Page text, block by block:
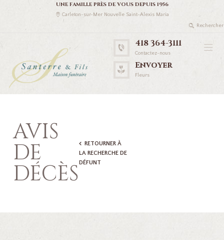
UNE FAMILLE PRÈS DE VOUS DEPUIS 1956
Carleton-sur-Mer Nouvelle Saint-Alexis Maria
418 364-3111
Contactez-nous
Envoyer
Fleurs
AVIS
DE
DÉCÈS
RETOURNER À
LA RECHERCHE DE
DÉFUNT